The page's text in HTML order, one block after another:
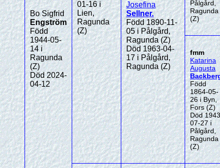
Bo Sigfrid
Engström
Född
1944-05-
14 i
Ragunda
(Z)
Död 2024-
04-12
01-16 i
Lien,
Ragunda
(Z)
Josefina
Sellner.
Född 1890-11-
05 i Pålgård,
Ragunda (Z)
Död 1963-04-
17 i Pålgård,
Ragunda (Z)
Pålgård,
Ragunda
(Z)
fmm
Katarina
Augusta
Född
1864-05-
26 i Byn,
Fors (Z)
Död
07-27 i
Pålgård,
Ragunda
(Z)